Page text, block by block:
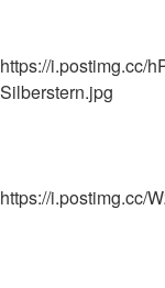
https://i.postimg.cc/
Silberstern.jpg
https://i.postimg.cc/